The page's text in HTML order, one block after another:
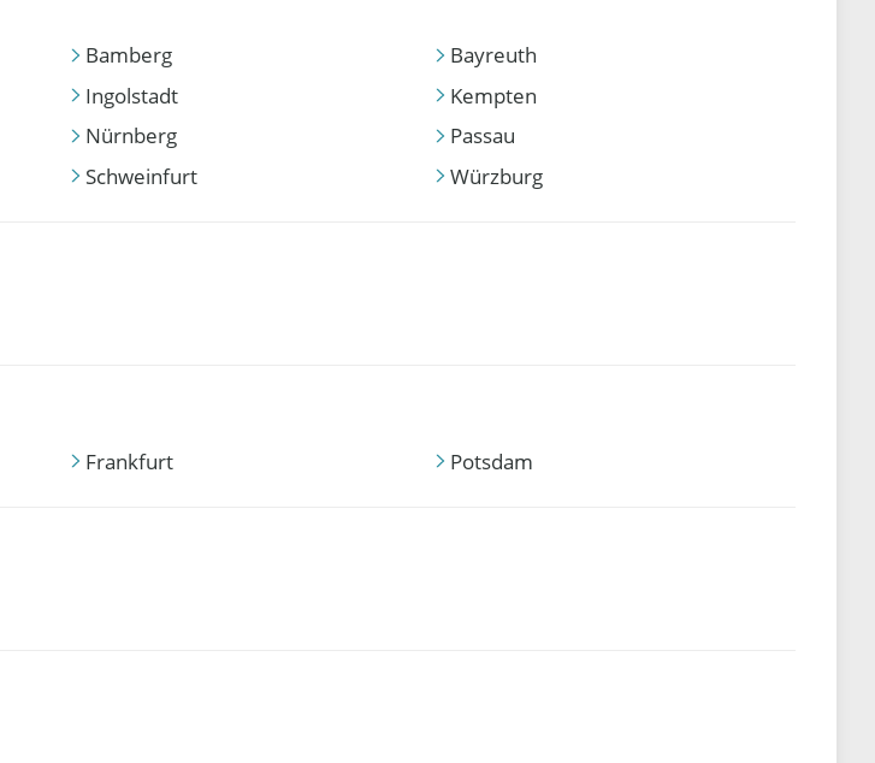
Bamberg
Bayreuth
Ingolstadt
Kempten
Nürnberg
Passau
Schweinfurt Würzburg
Frankfurt Potsdam